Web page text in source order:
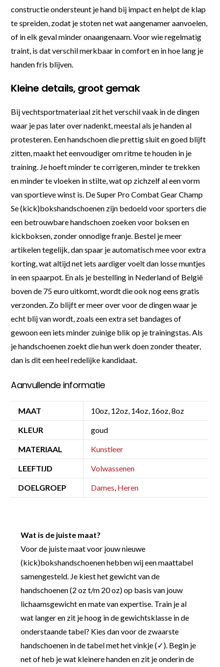
constructie ondersteunt je hand bij impact en helpt de klap
te spreiden, zodat je stoten net wat aangenamer aanvoelen,
of in elk geval minder onaangenaam. Voor wie regelmatig
traint, is dat verschil merkbaar in comfort en in hoe lang je
handen fris blijven.
Kleine details, groot gemak
Bij vechtsportmateriaal zit het verschil vaak in de dingen
waar je pas later over nadenkt, meestal als je handen al
protesteren. Een handschoen die prettig sluit en goed blijft
zitten, maakt het eenvoudiger om ritme te houden in je
training. Je hoeft minder te corrigeren, minder te trekken
en minder te vloeken in stilte, wat op zichzelf al een vorm
van sportieve winst is. De Super Pro Combat Gear Champ
Se (kick)bokshandschoenen zijn bedoeld voor sporters die
een betrouwbare handschoen zoeken voor boksen en
kickboksen, zonder onnodige franje. Bestel je meer
artikelen tegelijk, dan spaar je automatisch mee voor extra
korting, wat altijd net iets aardiger voelt dan losse muntjes
in een spaarpot. En als je bestelling in Nederland of België
boven de 75 euro uitkomt, wordt die ook nog eens gratis
verzonden. Zo blijft er meer over voor de dingen waar je
echt blij van wordt, zoals een extra set bandages of
gewoon een iets minder zuinige blik op je trainingstas. Als
je handschoenen zoekt die hun werk doen zonder theater,
dan is dit een heel redelijke kandidaat.
Aanvullende informatie
MAAT 10oz, 12oz, 14oz, 16oz, 8oz
KLEUR goud
MATERIAAL Kunstleer
LEEFTIJD Volwassenen
DOELGROEP Dames Heren
Wat is de juiste maat?
Voor de juiste maat voor jouw nieuwe
(kick)bokshandschoenen hebben wij een maattabel
samengesteld. Je kiest het gewicht van de
handschoenen (2 oz t/m 20 oz) op basis van jouw
lichaamsgewicht en mate van expertise. Train je al
wat langer en zit je hoog in de gewichtsklasse in de
onderstaande tabel? Kies dan voor de zwaarste
handschoenen in de tabel met het vinkje (✓). Begin je
net of heb je wat kleinere handen en zit je onderin de